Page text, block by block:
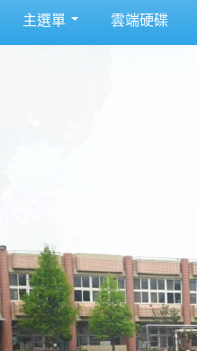
主選單 雲端硬碟